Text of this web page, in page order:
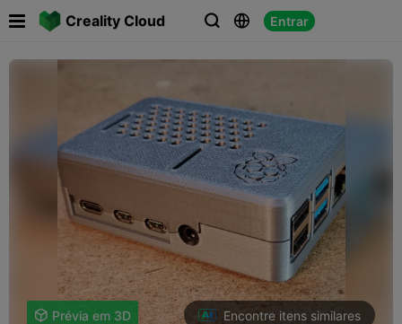
Creality Cloud   Entrar
 
 Prévia em 3D Encontre itens similares